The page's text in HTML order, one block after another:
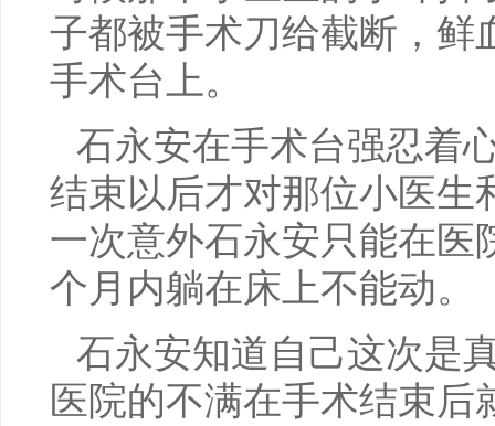
子都被手术刀给截断，鲜
手术台上。
石永安在手术台强忍着
结束以后才对那位小医生
一次意外石永安只能在医
个月内躺在床上不能动。
石永安知道自己这次是
医院的不满在手术结束